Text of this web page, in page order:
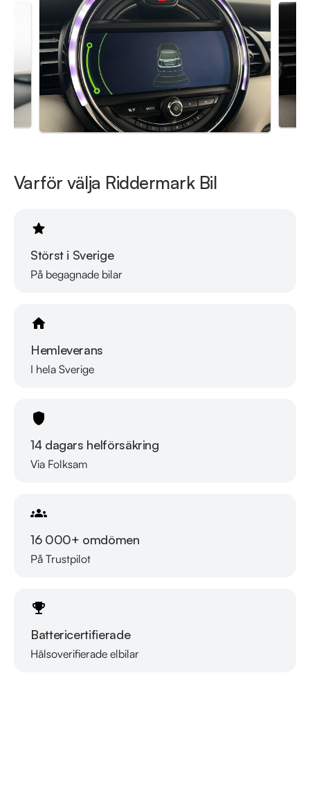
Varför välja Riddermark Bil
Störst i Sverige
På begagnade bilar
Hemleverans
I hela Sverige
14 dagars helförsäkring
Via Folksam
16 000+ omdömen
På Trustpilot
Battericertifierade
Hälsoverifierade elbilar
Läs mer om oss
Besökstider i butik:
Måndag - Fredag 10:00 - 19:00
Lördag 10:00 - 18:00
Söndag 10:00 - 16:00
Välkomna!